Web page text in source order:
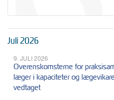
Juli 2026
9. JULI 2026
Overenskomsterne for
læger i kapaciteter og
vedtaget